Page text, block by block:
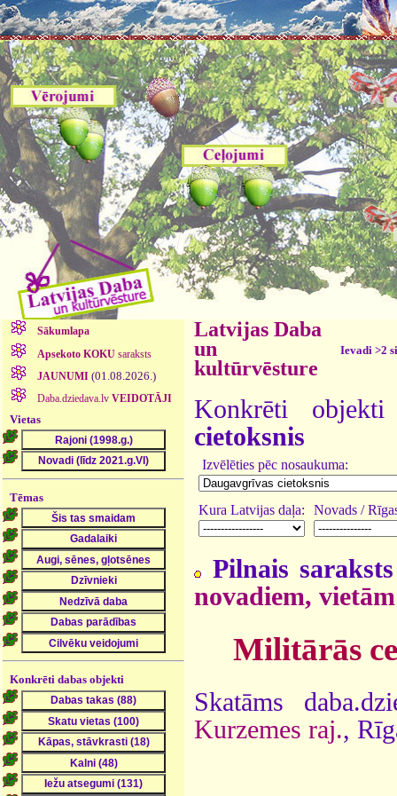
Sākumlapa
Apsekoto KOKUsaraksts
JAUNUMI (01.08.2026.)
Daba.dziedava.lv VEIDOTĀJI
Vietas
Tēmas
Konkrēti dabas objekti
Latvijas Daba
un
kultūrvēsture
Ievadi >2
Konkrēti
cietoksnis
Izvēlēties pēc nosaukuma:
Kura Latvijas daļa: Novads /
Pilnais
novadiem, vietām
Militārās
Skatāms
Kurzemes raj.,